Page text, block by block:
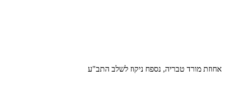
אחוזת מורד טבריה, נספח ניקוז לשלב התב"ע